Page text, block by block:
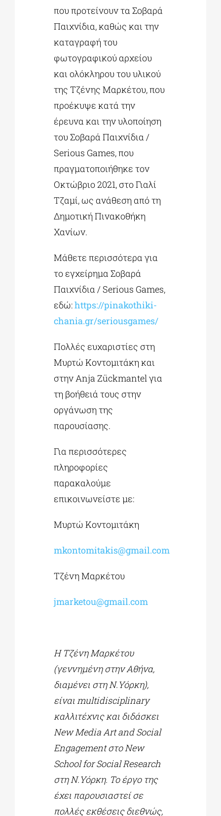
που προτείνουν τα Σοβαρά
Παιχνίδια, καθώς και την
καταγραφή του
φωτογραφικού αρχείου
και ολόκληρου του υλικού
της Τζένης Μαρκέτου, που
προέκυψε κατά την
έρευνα και την υλοποίηση
του Σοβαρά Παιχνίδια /
Serious Games, που
πραγματοποιήθηκε τον
Οκτώβριο 2021, στο Γιαλί
Τζαμί, ως ανάθεση από τη
Δημοτική Πινακοθήκη
Χανίων.
Μάθετε περισσότερα για
το εγχείρημα Σοβαρά
Παιχνίδια / Serious Games,
εδώ:https://pinakothiki-
chania.gr/seriousgames/
Πολλές ευχαριστίες στη
Μυρτώ Κοντομιτάκη και
στην Anja Zückmantel για
τη βοήθειά τους στην
οργάνωση της
παρουσίασης.
Για περισσότερες
πληροφορίες
παρακαλούμε
επικοινωνείστε με:
Μυρτώ Κοντομιτάκη
mkontomitakis@gmail.com
Τζένη Μαρκέτου
jmarketou@gmail.com
Η Τζένη Μαρκέτου
(γεννημένη στην Αθήνα,
διαμένει στη Ν.Υόρκη),
είναιmultidisciplinary
καλλιτέχνις και διδάσκει
NewMediaArt and Social
EngagementστοNew
School for SocialResearch
στη Ν.Υόρκη. Το έργο της
έχει παρουσιαστεί σε
πολλές εκθέσεις διεθνώς,